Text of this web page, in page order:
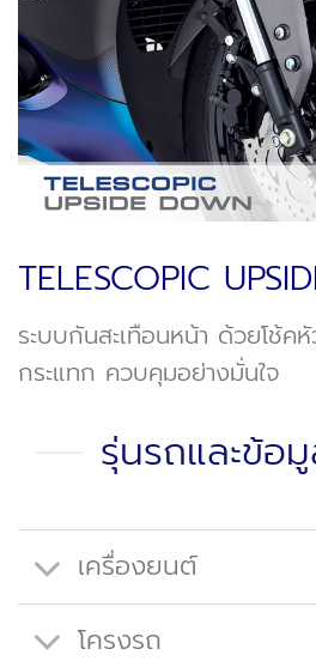
TELESCOPIC
ระบบกันสะเทือนหน้า ด้วยโช้
กระแทก ควบคุมอย่างมั่นใจ
รุ่นรถและข้อมู
เครื่องยนต์
โครงรถ